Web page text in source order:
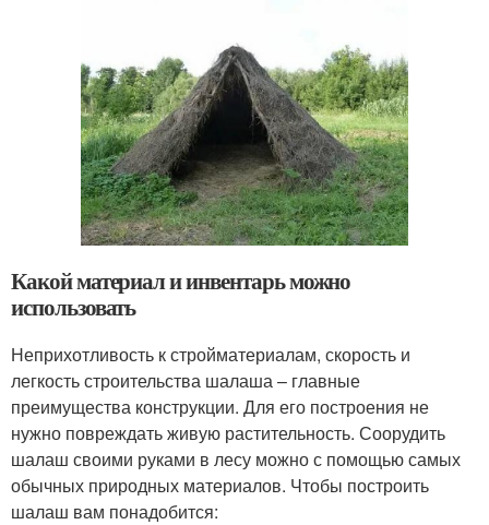
Какой материал и инвентарь можно
использовать
Неприхотливость к стройматериалам, скорость и
легкость строительства шалаша – главные
преимущества конструкции. Для его построения не
нужно повреждать живую растительность. Соорудить
шалаш своими руками в лесу можно с помощью самых
обычных природных материалов. Чтобы построить
шалаш вам понадобится: